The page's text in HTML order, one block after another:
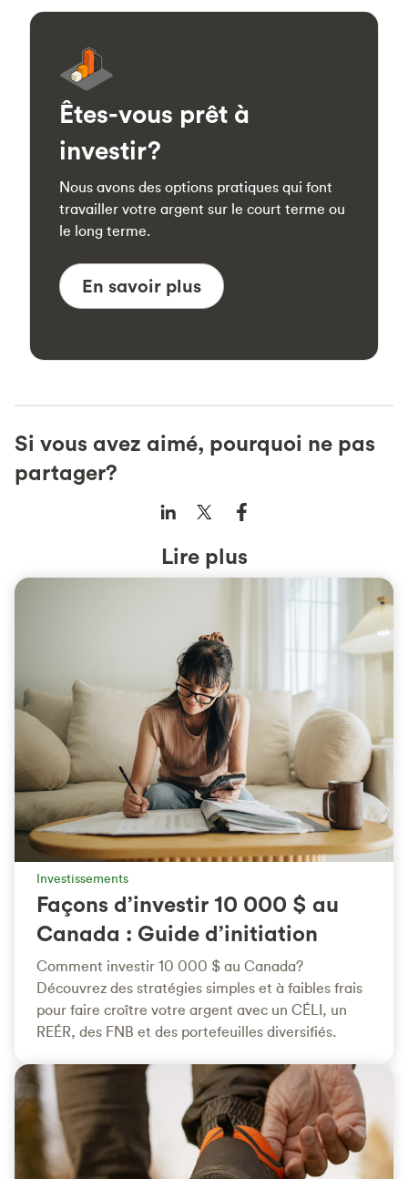
Êtes-vous prêt à
investir?
Nous avons des options pratiques qui font
travailler votre argent sur le court terme ou
le long terme.
En savoir plus
Si vous avez aimé, pourquoi ne pas
partager?
Lire plus
Investissements
Façons d’investir 10 000 $ au
Canada : Guide d’initiation
Comment investir 10 000 $ au Canada?
Découvrez des stratégies simples et à faibles frais
pour faire croître votre argent avec un CÉLI, un
REÉR, des FNB et des portefeuilles diversifiés.